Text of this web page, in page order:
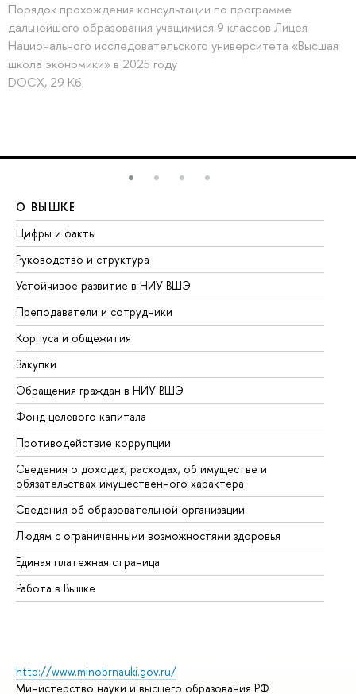
Порядок прохождения консультации по программе
дальнейшего образования учащимися 9 классов Лицея
Национального исследовательского университета «Высшая
школа экономики» в 2025 году
DOCX, 29 Кб
О ВЫШКЕ
Цифры и факты
Руководство и структура
Устойчивое развитие в НИУ ВШЭ
Преподаватели и сотрудники
Корпуса и общежития
Закупки
Обращения граждан в НИУ ВШЭ
Фонд целевого капитала
Противодействие коррупции
Сведения о доходах, расходах, об имуществе и
обязательствах имущественного характера
Сведения об образовательной организации
Людям с ограниченными возможностями здоровья
Единая платежная страница
Работа в Вышке
http://www.minobrnauki.gov.ru/
Министерство науки и высшего образования РФ